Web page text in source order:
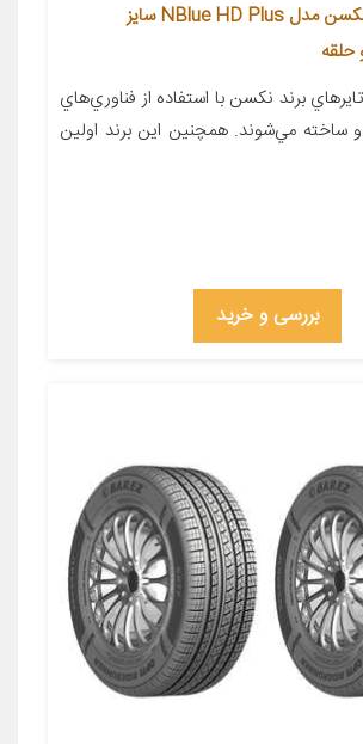
لاستیک خودرو نکسن مدل NBlue HD Plus سایز
برند نکسن با استفاده از فناوري‌هاي
ساخته مي‌شوند. همچنين اين برند اولين
بررسی و خرید